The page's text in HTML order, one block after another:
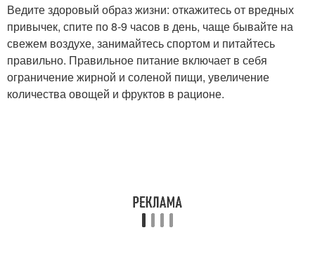
Ведите здоровый образ жизни: откажитесь от вредных
привычек, спите по 8-9 часов в день, чаще бывайте на
свежем воздухе, занимайтесь спортом и питайтесь
правильно. Правильное питание включает в себя
ограничение жирной и соленой пищи, увеличение
количества овощей и фруктов в рационе.